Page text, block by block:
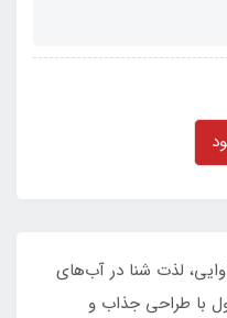
لذت شنا در آب‌های
با طراحی جذاب و